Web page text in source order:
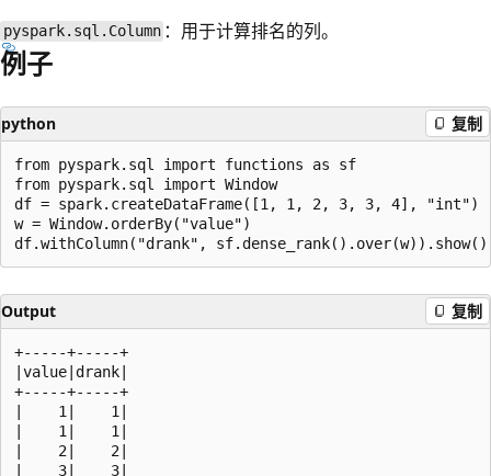
pyspark.sql.Column ：用于计算排名的列。
例子
python 复制
from pyspark.sql import functions as sf
from pyspark.sql import Window
df = spark.createDataFrame([1, 1, 2, 3, 3, 4], "int")
w = Window.orderBy("value")
Output 复制
+-----+-----+
|value|drank|
+-----+-----+
|    1|    1|
|    1|    1|
|    2|    2|
|    3|    3|